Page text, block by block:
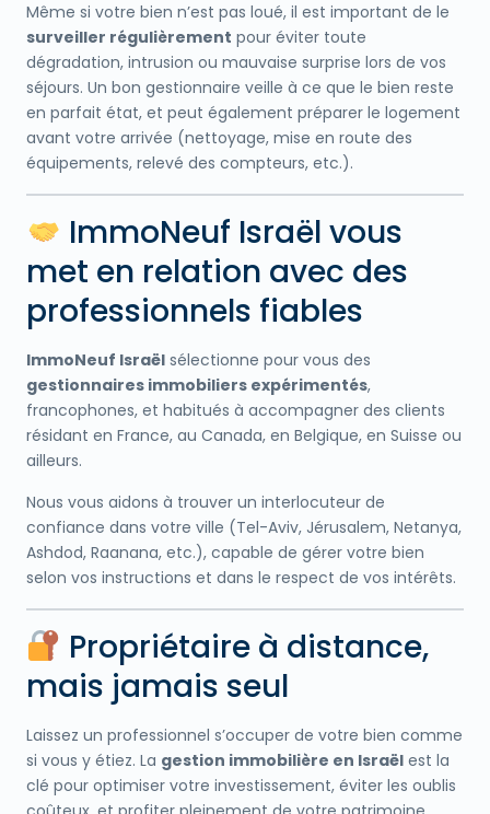
Même si votre bien n’est pas loué, il est important de le
surveiller régulièrement pour éviter toute
dégradation, intrusion ou mauvaise surprise lors de vos
séjours. Un bon gestionnaire veille à ce que le bien reste
en parfait état, et peut également préparer le logement
avant votre arrivée (nettoyage, mise en route des
équipements, relevé des compteurs, etc.).
ImmoNeuf Israël vous
met en relation avec des
professionnels fiables
ImmoNeuf Israël sélectionne pour vous des
gestionnaires immobiliers expérimentés,
francophones, et habitués à accompagner des clients
résidant en France, au Canada, en Belgique, en Suisse ou
ailleurs.
Nous vous aidons à trouver un interlocuteur de
confiance dans votre ville (Tel-Aviv, Jérusalem, Netanya,
Ashdod, Raanana, etc.), capable de gérer votre bien
selon vos instructions et dans le respect de vos intérêts.
Propriétaire à distance,
mais jamais seul
Laissez un professionnel s’occuper de votre bien comme
si vous y étiez. La gestion immobilière en Israël est la
clé pour optimiser votre investissement, éviter les oublis